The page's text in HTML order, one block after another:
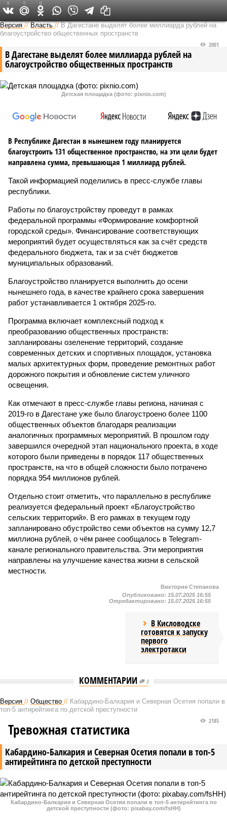
Версия на Кавказе
Версия //Власть //В Дагестане выделят более миллиарда рублей на
благоустройство общественных пространств
В Дагестане выделят более миллиарда рублей на
благоустройство общественных пространств
2001
Детская площадка (фото: pixnio.com)
В Республике Дагестан в нынешнем году планируется
благоустроить 131 общественное пространство, на эти цели будет
направлена сумма, превышающая 1 миллиард рублей.
Такой информацией поделились в пресс-службе главы
республики.
Работы по благоустройству проведут в рамках
федеральной программы «Формирование комфортной
городской среды». Финансирование соответствующих
мероприятий будет осуществляться как за счёт средств
федерального бюджета, так и за счёт бюджетов
муниципальных образований.
Благоустройство планируется выполнить до осени
нынешнего года, в качестве крайнего срока завершения
работ устанавливается 1 октября 2025-го.
Программа включает комплексный подход к
преобразованию общественных пространств:
запланированы озеленение территорий, создание
современных детских и спортивных площадок, установка
малых архитектурных форм, проведение ремонтных работ
дорожного покрытия и обновление систем уличного
освещения.
Как отмечают в пресс-службе главы региона, начиная с
2019-го в Дагестане уже было благоустроено более 1100
общественных объектов благодаря реализации
аналогичных программных мероприятий. В прошлом году
завершился очередной этап национального проекта, в ходе
которого были приведены в порядок 117 общественных
пространств, на что в общей сложности было потрачено
порядка 954 миллионов рублей.
Отдельно стоит отметить, что параллельно в республике
реализуется федеральный проект «Благоустройство
сельских территорий». В его рамках в текущем году
запланировано обустройство семи объектов на сумму 12,7
миллиона рублей, о чём ранее сообщалось в Telegram-
канале регионального правительства. Эти мероприятия
направлены на улучшение качества жизни в сельской
местности.
0 0 0
Виктория Степанова
Опубликовано: 15.07.2025 16:55
Отредактировано: 15.07.2025 16:55
В Кисловодске
готовятся к запуску
первого
электротакси
КОММЕНТАРИИ 0
Версия // Общество // Кабардино-Балкария и Северная Осетия попали в
топ-5 антирейтинга по детской преступности
Кабардино-Балкария и Северная Осетия попали в топ-5
антирейтинга по детской преступности
2185
Тревожная статистика
Кабардино-Балкария и Северная Осетия попали в топ-5 антирейтинга по
детской преступности (фото: pixabay.com/fsHH)